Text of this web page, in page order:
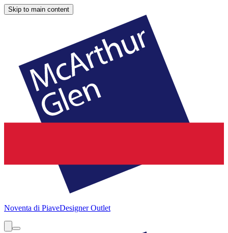
Skip to main content
Noventa di PiaveDesigner Outlet